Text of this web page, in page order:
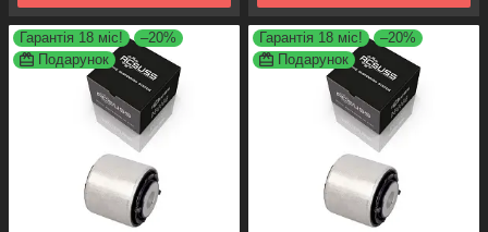
Гарантія 18 міс!
–20%
Подарунок
Гарантія 18 міс!
–20%
Подарунок